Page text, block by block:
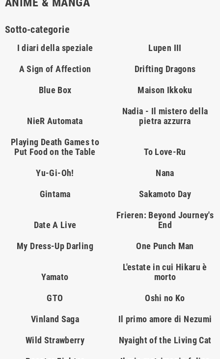
Sotto-categorie
I diari della speziale Lupen III
A Sign of Affection Drifting Dragons
Blue Box Maison Ikkoku
NieR Automata
Nadia - Il mistero della
pietra azzurra
Playing Death Games to
Put Food on the Table
To Love-Ru
Yu-Gi-Oh! Nana
Gintama Sakamoto Day
Date A Live
Frieren: Beyond Journey's
End
My Dress-Up Darling One Punch Man
Yamato
L'estate in cui Hikaru è
morto
GTO Oshi no Ko
Vinland Saga Il primo amore di Nezumi
Wild Strawberry Nyaight of the Living Cat